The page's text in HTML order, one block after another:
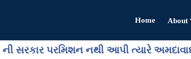
Home About
સરકાર પરમિશન નથી આપી ત્યારે